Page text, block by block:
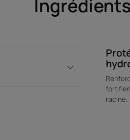
Ingrédients
racine.